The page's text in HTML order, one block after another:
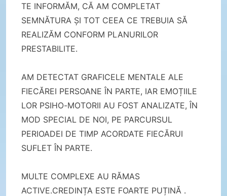
TE INFORMĂM, CĂ AM COMPLETAT
SEMNĂTURA ȘI TOT CEEA CE TREBUIA SĂ
REALIZĂM CONFORM PLANURILOR
PRESTABILITE.
AM DETECTAT GRAFICELE MENTALE ALE
FIECĂREI PERSOANE ÎN PARTE, IAR EMOȚIILE
LOR PSIHO-MOTORII AU FOST ANALIZATE, ÎN
MOD SPECIAL DE NOI, PE PARCURSUL
PERIOADEI DE TIMP ACORDATE FIECĂRUI
SUFLET ÎN PARTE.
MULTE COMPLEXE AU RĂMAS
ACTIVE.CREDINȚA ESTE FOARTE PUȚINĂ .